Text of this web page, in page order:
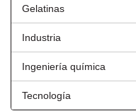
Gelatinas
Industria
Ingeniería química
Tecnología